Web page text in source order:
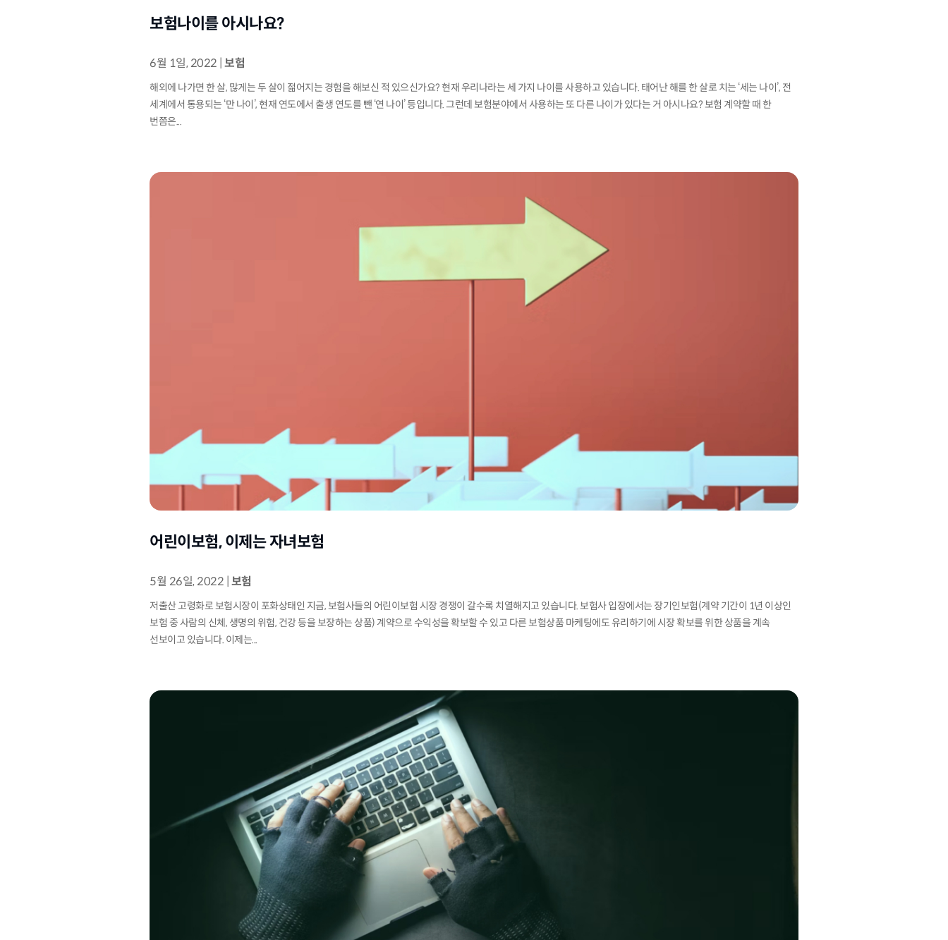
보험나이를 아시나요?
6월 1일, 2022 보험
해외에 나가면 한 살, 많게는 두 살이 젊어지는 경험을 해보신 적 있으신가요? 현재 우리나라는 세 가지 나이를 사용하고 있습니다. 태어난 해를 한 살로 치는 ‘세는 나이’, 전
세계에서 통용되는 ‘만 나이’, 현재 연도에서 출생 연도를 뺀 ‘연 나이’ 등입니다. 그런데 보험분야에서 사용하는 또 다른 나이가 있다는 거 아시나요? 보험 계약할 때 한
번쯤은...
어린이보험, 이제는 자녀보험
5월 26일, 2022 보험
저출산 고령화로 보험시장이 포화상태인 지금, 보험사들의 어린이보험 시장 경쟁이 갈수록 치열해지고 있습니다. 보험사 입장에서는 장기인보험(계약 기간이 1년 이상인
보험 중 사람의 신체, 생명의 위험, 건강 등을 보장하는 상품) 계약으로 수익성을 확보할 수 있고 다른 보험상품 마케팅에도 유리하기에 시장 확보를 위한 상품을 계속
선보이고 있습니다. 이제는...